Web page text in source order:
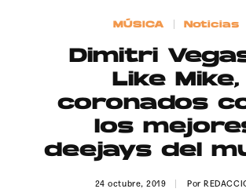
Contacto
Aviso Legal
© 2015-2022 UMOMAG. PROPIEDAD DE UMO
DERECHOS RESERVADOS.
MÚSICA Noticias
Dimitri
Like Mike,
coronados
los
deejays del
24 octubre, 2019 Por